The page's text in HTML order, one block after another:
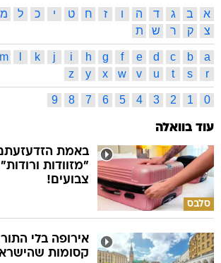
א ב ג ד ה ו ז ח ט י כ ל מ
צ
ק ר ש ת
a
b
c
d
e
f
g
h
i
j
k
m
r
s
t
u
v
w
x
y
z
0
1
2
3
4
5
6
7
8
9
עוד בוואלה
סלבס
באמת
"מזוודות
צבועים!
קסומות